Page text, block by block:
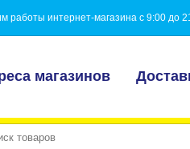
работы интернет-магазина с 9:00 до
магазинов